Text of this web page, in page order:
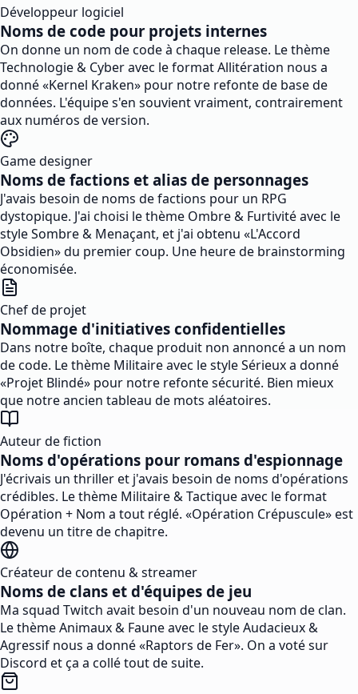
Développeur logiciel
Noms de code pour projets internes
On donne un nom de code à chaque release. Le thème
Technologie & Cyber avec le format Allitération nous a
donné «Kernel Kraken» pour notre refonte de base de
données. L'équipe s'en souvient vraiment, contrairement
aux numéros de version.
Game designer
Noms de factions et alias de personnages
J'avais besoin de noms de factions pour un RPG
dystopique. J'ai choisi le thème Ombre & Furtivité avec le
style Sombre & Menaçant, et j'ai obtenu «L'Accord
Obsidien» du premier coup. Une heure de brainstorming
économisée.
Chef de projet
Nommage d'initiatives confidentielles
Dans notre boîte, chaque produit non annoncé a un nom
de code. Le thème Militaire avec le style Sérieux a donné
«Projet Blindé» pour notre refonte sécurité. Bien mieux
que notre ancien tableau de mots aléatoires.
Auteur de fiction
Noms d'opérations pour romans d'espionnage
J'écrivais un thriller et j'avais besoin de noms d'opérations
crédibles. Le thème Militaire & Tactique avec le format
Opération + Nom a tout réglé. «Opération Crépuscule» est
devenu un titre de chapitre.
Créateur de contenu & streamer
Noms de clans et d'équipes de jeu
Ma squad Twitch avait besoin d'un nouveau nom de clan.
Le thème Animaux & Faune avec le style Audacieux &
Agressif nous a donné «Raptors de Fer». On a voté sur
Discord et ça a collé tout de suite.